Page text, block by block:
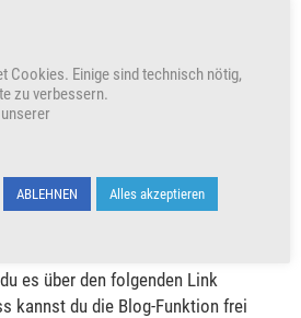
Mit der richtigen
er dich darin unterstützen, dein
Angebote und Dienstleistungen,
zu zeigen. Wir erklären dir
es über den folgenden Link
kannst du die Blog-Funktion frei
Cookies. Einige sind technisch nötig,
zu verbessern.
ABLEHNEN Alles akzeptieren